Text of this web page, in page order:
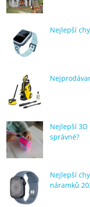
Nejlepší
Nejlepší
správné?
Nejlepší
náramků